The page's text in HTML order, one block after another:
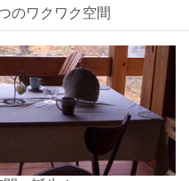
のワクワク空間